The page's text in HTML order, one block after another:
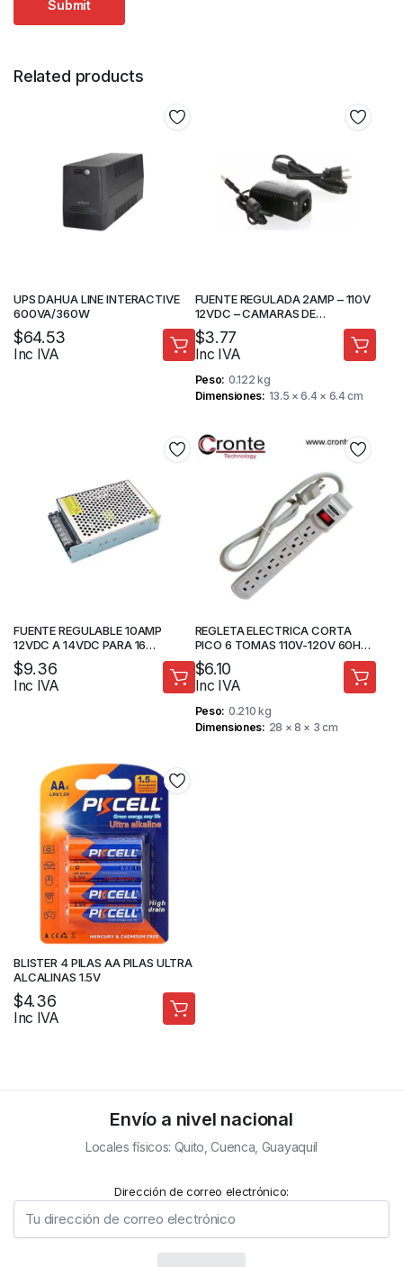
Related products
UPS DAHUA LINE INTERACTIVE
600VA/360W
$64.53
Inc IVA
FUENTE REGULADA 2AMP – 110V
12VDC – CAMARAS DE
SEGURIDAD
$3.77
Inc IVA
Peso 0.122 kg
Dimensiones 13.5 × 6.4 × 6.4 cm
FUENTE REGULABLE 10AMP
12VDC A 14VDC PARA 16
CAMARAS
$9.36
Inc IVA
REGLETA ELECTRICA CORTA
PICO 6 TOMAS 110V-120V 60HZ
10A
$6.10
Inc IVA
Peso 0.210 kg
Dimensiones
28 × 8 × 3 cm
BLISTER 4 PILAS AA PILAS ULTRA
ALCALINAS 1.5V
$4.36
Inc IVA
Envío a nivel nacional
Locales físicos: Quito, Cuenca, Guayaquil
Dirección de correo electrónico: